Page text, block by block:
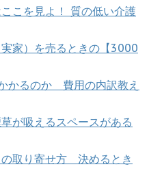
こを見よ！ 質の低い介護
家）を売るときの【3000
かるのか 費用の内訳教え
が吸えるスペースがある
取り寄せ方 決めるとき